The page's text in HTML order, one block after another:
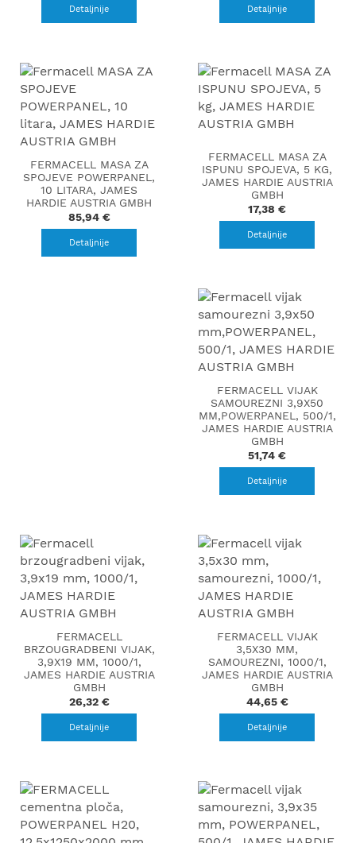
Detaljnije Detaljnije
FERMACELL MASA ZA
SPOJEVE POWERPANEL,
10 LITARA, JAMES
HARDIE AUSTRIA GMBH
85,94 €
Detaljnije
FERMACELL MASA ZA
ISPUNU SPOJEVA, 5 KG,
JAMES HARDIE AUSTRIA
GMBH
17,38 €
Detaljnije
FERMACELL VIJAK
SAMOUREZNI 3,9X50
MM,POWERPANEL, 500/1,
JAMES HARDIE AUSTRIA
GMBH
51,74 €
Detaljnije
FERMACELL
BRZOUGRADBENI VIJAK,
3,9X19 MM, 1000/1,
JAMES HARDIE AUSTRIA
GMBH
26,32 €
Detaljnije
FERMACELL VIJAK
3,5X30 MM,
SAMOUREZNI, 1000/1,
JAMES HARDIE AUSTRIA
GMBH
44,65 €
Detaljnije